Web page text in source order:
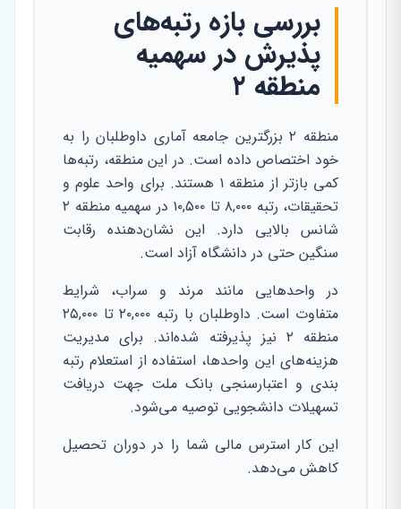
بررسی بازه رتبه‌های
پذیرش در سهمیه
منطقه ۲
منطقه ۲ بزرگترین جامعه آماری داوطلبان را به
خود اختصاص داده است. در این منطقه، رتبه‌ها
کمی بازتر از منطقه ۱ هستند. برای واحد علوم و
تحقیقات، رتبه ۸,۰۰۰ تا ۱۰,۵۰۰ در سهمیه منطقه ۲
شانس بالایی دارد. این نشان‌دهنده رقابت
سنگین حتی در دانشگاه آزاد است.
در واحدهایی مانند مرند و سراب، شرایط
متفاوت است. داوطلبان با رتبه ۲۰,۰۰۰ تا ۲۵,۰۰۰
منطقه ۲ نیز پذیرفته شده‌اند. برای مدیریت
هزینه‌های این واحدها، استفاده از استعلام رتبه
بندی و اعتبارسنجی بانک ملت جهت دریافت
تسهیلات دانشجویی توصیه می‌شود.
این کار استرس مالی شما را در دوران تحصیل
کاهش می‌دهد.